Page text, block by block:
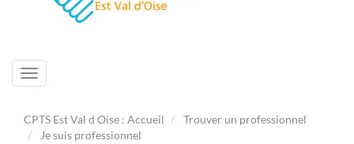
Toggle
navigation
CPTS Est Val d Oise : Accueil
Trouver un professionnel
Je suis professionnel